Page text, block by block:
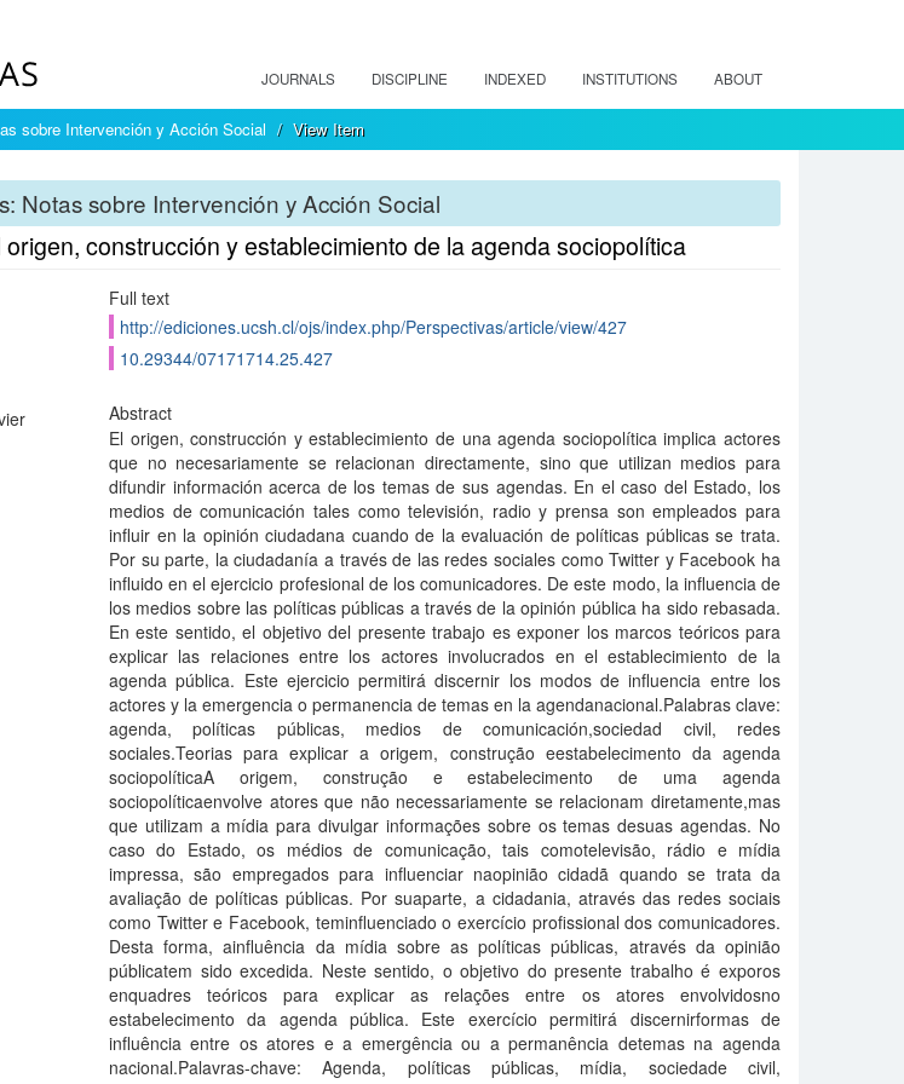
JOURNALS DISCIPLINE INDEXED INSTITUTIONS ABOUT
sobre Intervención y Acción Social View Item
Notas sobre Intervención y Acción Social
construcción y establecimiento de la agenda sociopolítica
Full text
http://ediciones.ucsh.cl/ojs/index.php/Perspectivas/article/view/427
10.29344/07171714.25.427
Abstract
El origen, construcción y establecimiento de una agenda sociopolítica implica actores
que no necesariamente se relacionan directamente, sino que utilizan medios para
difundir información acerca de los temas de sus agendas. En el caso del Estado, los
medios de comunicación tales como televisión, radio y prensa son empleados para
influir en la opinión ciudadana cuando de la evaluación de políticas públicas se trata.
Por su parte, la ciudadanía a través de las redes sociales como Twitter y Facebook ha
influido en el ejercicio profesional de los comunicadores. De este modo, la influencia de
los medios sobre las políticas públicas a través de la opinión pública ha sido rebasada.
En este sentido, el objetivo del presente trabajo es exponer los marcos teóricos para
explicar las relaciones entre los actores involucrados en el establecimiento de la
agenda pública. Este ejercicio permitirá discernir los modos de influencia entre los
actores y la emergencia o permanencia de temas en la agendanacional.Palabras clave:
agenda, políticas públicas, medios de comunicación,sociedad civil, redes
sociales.Teorias para explicar a origem, construção eestabelecimento da agenda
sociopolíticaA origem, construção e estabelecimento de uma agenda
sociopolíticaenvolve atores que não necessariamente se relacionam diretamente,mas
que utilizam a mídia para divulgar informações sobre os temas desuas agendas. No
caso do Estado, os médios de comunicação, tais comotelevisão, rádio e mídia
impressa, são empregados para influenciar naopinião cidadã quando se trata da
avaliação de políticas públicas. Por suaparte, a cidadania, através das redes sociais
como Twitter e Facebook, teminfluenciado o exercício profissional dos comunicadores.
Desta forma, ainfluência da mídia sobre as políticas públicas, através da opinião
públicatem sido excedida. Neste sentido, o objetivo do presente trabalho é exporos
enquadres teóricos para explicar as relações entre os atores envolvidosno
estabelecimento da agenda pública. Este exercício permitirá discernirformas de
influência entre os atores e a emergência ou a permanência detemas na agenda
nacional.Palavras-chave: Agenda, políticas públicas, mídia, sociedade civil,